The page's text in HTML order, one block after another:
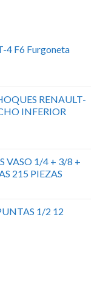
4 F6 Furgoneta
RENAULT-
INFERIOR
VASO 1/4 + 3/8 +
215 PIEZAS
1/2 12